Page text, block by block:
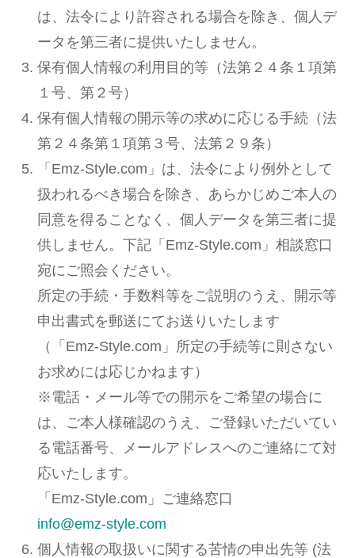
は、法令により許容される場合を除き、個人デ
ータを第三者に提供いたしません。
保有個人情報の利用目的等（法第２４条１項第
１号、第２号）
保有個人情報の開示等の求めに応じる手続（法
第２４条第１項第３号、法第２９条）
「Emz-Style.com」は、法令により例外として
扱われるべき場合を除き、あらかじめご本人の
同意を得ることなく、個人データを第三者に提
供しません。下記「Emz-Style.com」相談窓口
宛にご照会ください。
所定の手続・手数料等をご説明のうえ、開示等
申出書式を郵送にてお送りいたします
（「Emz-Style.com」所定の手続等に則さない
お求めには応じかねます）
※電話・メール等での開示をご希望の場合に
は、ご本人様確認のうえ、ご登録いただいてい
る電話番号、メールアドレスへのご連絡にて対
応いたします。
「Emz-Style.com」ご連絡窓口
info@emz-style.com
個人情報の取扱いに関する苦情の申出先等 (法